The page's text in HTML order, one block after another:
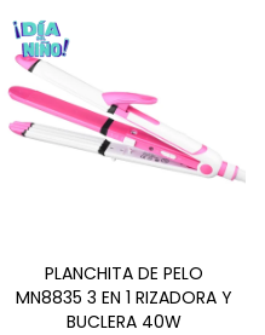
PLANCHITA DE PELO
MN8835 3 EN 1 RIZADORA Y
BUCLERA 40W